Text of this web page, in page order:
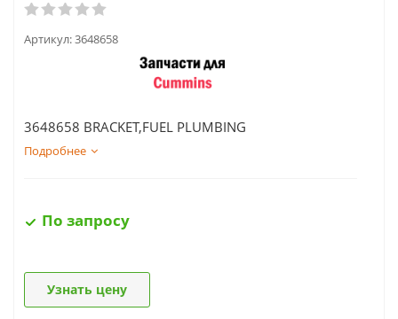
Артикул:3648658
3648658 BRACKET,FUEL PLUMBING
Подробнее
По запросу
Узнать цену